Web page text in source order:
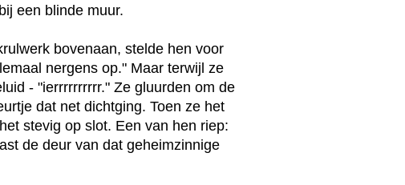
een blinde muur.
bovenaan, stelde hen voor
nergens op." Maar terwijl ze
- "ierrrrrrrrrr." Ze gluurden om de
dat net dichtging. Toen ze het
stevig op slot. Een van hen riep:
de deur van dat geheimzinnige